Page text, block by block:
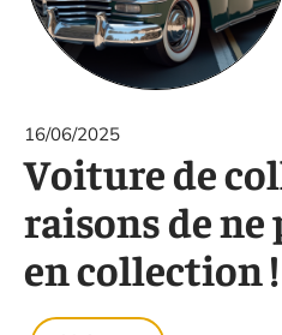
16/06/2025
Voiture de
raisons de ne
en collection !